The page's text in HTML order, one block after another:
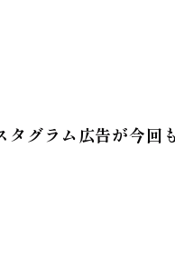
タグラム広告が今回